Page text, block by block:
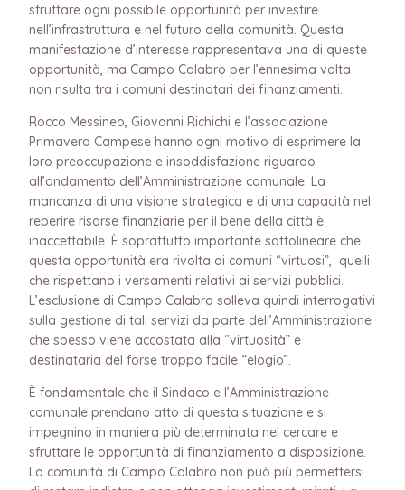
sfruttare ogni possibile opportunità per investire
nell’infrastruttura e nel futuro della comunità. Questa
manifestazione d’interesse rappresentava una di queste
opportunità, ma Campo Calabro per l’ennesima volta
non risulta tra i comuni destinatari dei finanziamenti.
Rocco Messineo, Giovanni Richichi e l’associazione
Primavera Campese hanno ogni motivo di esprimere la
loro preoccupazione e insoddisfazione riguardo
all’andamento dell’Amministrazione comunale. La
mancanza di una visione strategica e di una capacità nel
reperire risorse finanziarie per il bene della città è
inaccettabile. È soprattutto importante sottolineare che
questa opportunità era rivolta ai comuni “virtuosi”, quelli
che rispettano i versamenti relativi ai servizi pubblici.
L’esclusione di Campo Calabro solleva quindi interrogativi
sulla gestione di tali servizi da parte dell’Amministrazione
che spesso viene accostata alla “virtuosità” e
destinataria del forse troppo facile “elogio”.
È fondamentale che il Sindaco e l’Amministrazione
comunale prendano atto di questa situazione e si
impegnino in maniera più determinata nel cercare e
sfruttare le opportunità di finanziamento a disposizione.
La comunità di Campo Calabro non può più permettersi